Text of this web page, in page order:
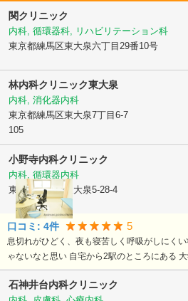
関クリニック
内科, 循環器科, リハビリテーション科
東京都練馬区東大泉六丁目29番10号
林内科クリニック東大泉
内科, 消化器内科
東京都練馬区東大泉7丁目6-7
105
小野寺内科クリニック
内科, 循環器内科
東京都練馬区東大泉5-28-4
口コミ: 4件 5
息切れがひどく、夜も寝苦しく呼吸がしにく
ゃないなと思い 自宅から2駅のところにある
石神井台内科クリニック